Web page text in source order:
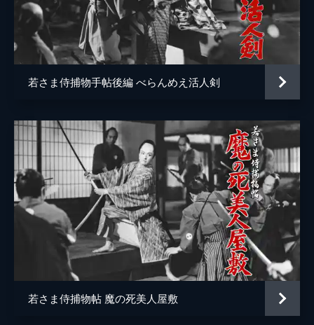
若さま侍捕物手帖後編 べらんめえ活人剣
若さま侍捕物帖 魔の死美人屋敷